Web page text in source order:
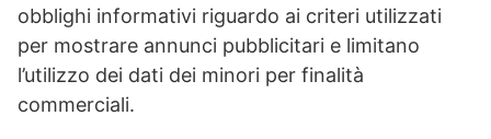
obblighi informativi riguardo ai criteri utilizzati
per mostrare annunci pubblicitari e limitano
l’utilizzo dei dati dei minori per finalità
commerciali.